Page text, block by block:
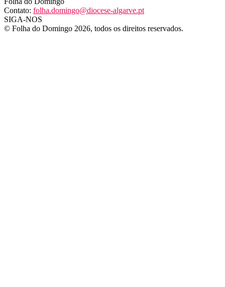
Contato: folha.domingo@diocese-algarve.pt
SIGA-NOS
© Folha do Domingo 2026, todos os direitos reservados.